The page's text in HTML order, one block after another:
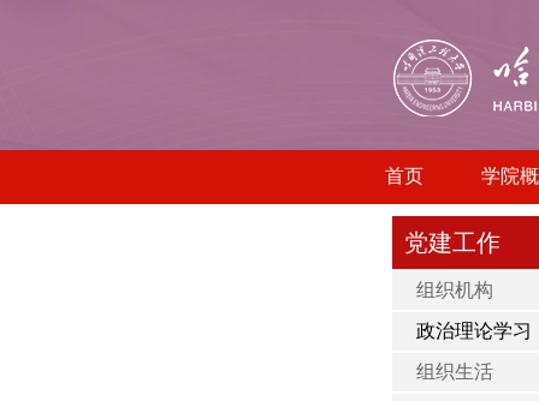
首页 学院
党建工作
组织机构
政治理论学习
组织生活